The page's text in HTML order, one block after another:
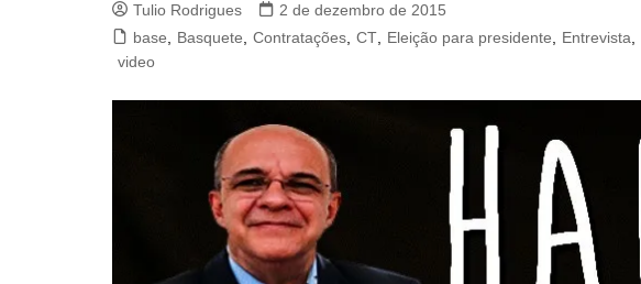
Tulio Rodrigues
2 de dezembro de 2015
base
Basquete Contratações CT Eleição para presidente Entrevista
video